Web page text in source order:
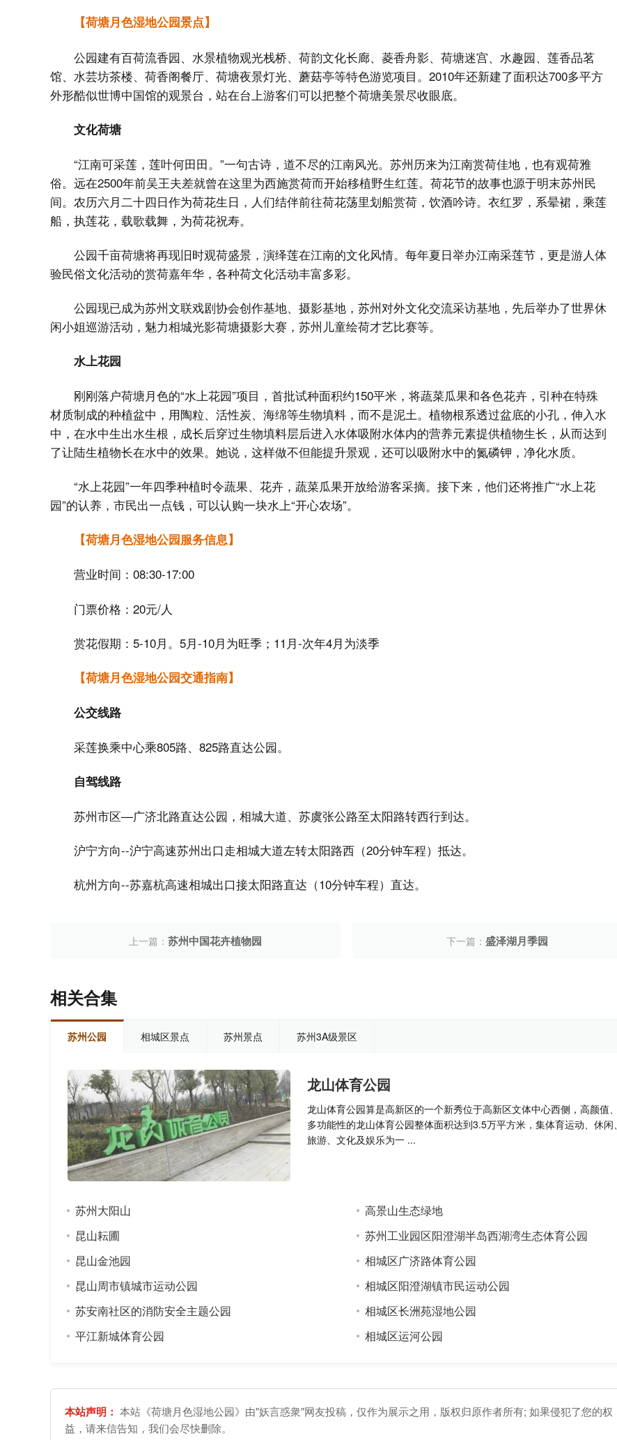
【荷塘月色湿地公园景点】
公园建有百荷流香园、水景植物观光栈桥、荷韵文化长廊、菱香舟影、荷塘迷宫、水趣园、莲香品茗
馆、水芸坊茶楼、荷香阁餐厅、荷塘夜景灯光、蘑菇亭等特色游览项目。2010年还新建了面积达700多平方
外形酷似世博中国馆的观景台，站在台上游客们可以把整个荷塘美景尽收眼底。
文化荷塘
“江南可采莲，莲叶何田田。”一句古诗，道不尽的江南风光。苏州历来为江南赏荷佳地，也有观荷雅
俗。远在2500年前吴王夫差就曾在这里为西施赏荷而开始移植野生红莲。荷花节的故事也源于明末苏州民
间。农历六月二十四日作为荷花生日，人们结伴前往荷花荡里划船赏荷，饮酒吟诗。衣红罗，系晕裙，乘莲
船，执莲花，载歌载舞，为荷花祝寿。
公园千亩荷塘将再现旧时观荷盛景，演绎莲在江南的文化风情。每年夏日举办江南采莲节，更是游人体
验民俗文化活动的赏荷嘉年华，各种荷文化活动丰富多彩。
公园现已成为苏州文联戏剧协会创作基地、摄影基地，苏州对外文化交流采访基地，先后举办了世界休
闲小姐巡游活动，魅力相城光影荷塘摄影大赛，苏州儿童绘荷才艺比赛等。
水上花园
刚刚落户荷塘月色的“水上花园”项目，首批试种面积约150平米，将蔬菜瓜果和各色花卉，引种在特殊
材质制成的种植盆中，用陶粒、活性炭、海绵等生物填料，而不是泥土。植物根系透过盆底的小孔，伸入水
中，在水中生出水生根，成长后穿过生物填料层后进入水体吸附水体内的营养元素提供植物生长，从而达到
了让陆生植物长在水中的效果。她说，这样做不但能提升景观，还可以吸附水中的氮磷钾，净化水质。
“水上花园”一年四季种植时令蔬果、花卉，蔬菜瓜果开放给游客采摘。接下来，他们还将推广“水上花
园”的认养，市民出一点钱，可以认购一块水上“开心农场”。
【荷塘月色湿地公园服务信息】
营业时间：08:30-17:00
门票价格：20元/人
赏花假期：5-10月。5月-10月为旺季；11月-次年4月为淡季
【荷塘月色湿地公园交通指南】
公交线路
采莲换乘中心乘805路、825路直达公园。
自驾线路
苏州市区—广济北路直达公园，相城大道、苏虞张公路至太阳路转西行到达。
沪宁方向--沪宁高速苏州出口走相城大道左转太阳路西（20分钟车程）抵达。
杭州方向--苏嘉杭高速相城出口接太阳路直达（10分钟车程）直达。
上一篇： 苏州中国花卉植物园 下一篇： 盛泽湖月季园
相关合集
苏州公园 相城区景点 苏州景点 苏州3A级景区
龙山体育公园
龙山体育公园算是高新区的一个新秀位于高新区文体中心西侧，高颜值、
多功能性的龙山体育公园整体面积达到3.5万平方米，集体育运动、休闲、
旅游、文化及娱乐为一 ...
苏州大阳山
昆山耘圃
昆山金池园
昆山周市镇城市运动公园
苏安南社区的消防安全主题公园
平江新城体育公园
高景山生态绿地
苏州工业园区阳澄湖半岛西湖湾生态体育公园
相城区广济路体育公园
相城区阳澄湖镇市民运动公园
相城区长洲苑湿地公园
相城区运河公园
本站声明： 本站《荷塘月色湿地公园》由"妖言惑衆"网友投稿，仅作为展示之用，版权归原作者所有; 如果侵犯了您的权
益，请来信告知，我们会尽快删除。